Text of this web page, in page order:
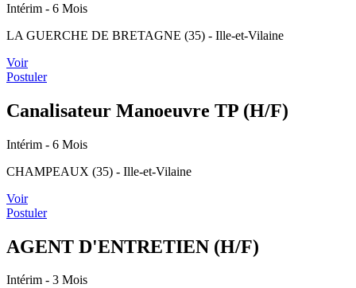
Intérim - 6 Mois
LA GUERCHE DE BRETAGNE (35) - Ille-et-Vilaine
Voir
Postuler
Canalisateur Manoeuvre TP (H/F)
Intérim - 6 Mois
CHAMPEAUX (35) - Ille-et-Vilaine
Voir
Postuler
AGENT D'ENTRETIEN (H/F)
Intérim - 3 Mois